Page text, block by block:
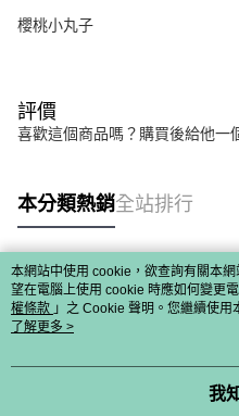
櫻桃小丸子
評價
喜歡這個商品嗎？購買後給他一
本分類熱銷全站排行
熱門標籤
本網站中使用 cookie，欲查詢有關本
望在電腦上使用 cookie 時應如何變更
權條款 」之 Cookie 聲明。您繼續使
用條款之 Cookie 聲明使用 cookie。
了解更多 >
我